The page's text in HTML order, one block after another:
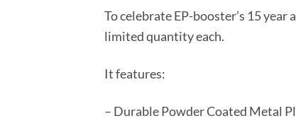
To celebrate EP-booster’s 15
limited quantity each.
It features:
– Durable Powder Coated Metal